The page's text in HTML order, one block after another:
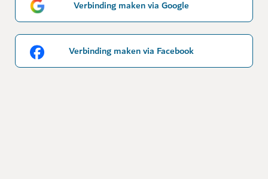
Verbinding maken via Google
Verbinding maken via Facebook